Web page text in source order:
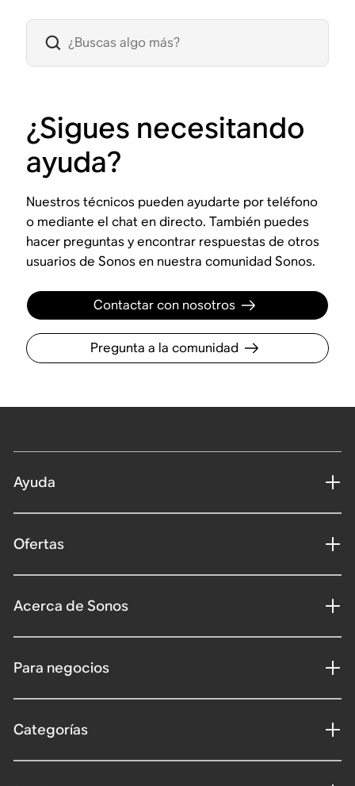
¿Sigues necesitando
ayuda?
Nuestros técnicos pueden ayudarte por teléfono
o mediante el chat en directo. También puedes
hacer preguntas y encontrar respuestas de otros
usuarios de Sonos en nuestra comunidad Sonos.
Contactar con nosotros
Pregunta a la comunidad
Ayuda
Ofertas
Acerca de Sonos
Para negocios
Categorías